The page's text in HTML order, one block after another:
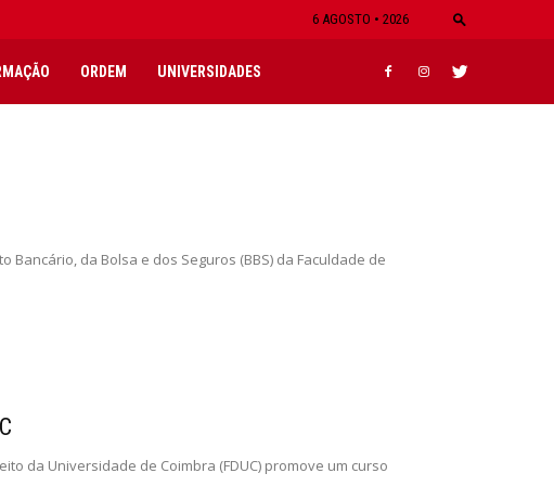
6 AGOSTO • 2026
ORDEM UNIVERSIDADES
Bancário, da Bolsa e dos Seguros (BBS) da Faculdade de
da Universidade de Coimbra (FDUC) promove um curso